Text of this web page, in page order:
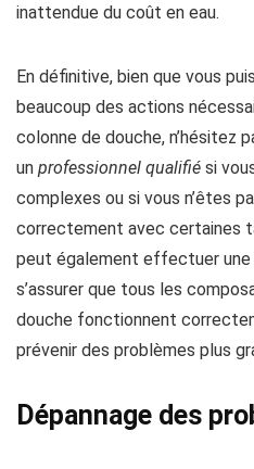
inattendue du coût en eau.
En définitive, bien que vous
beaucoup des actions
colonne de douche, n’hésitez
un professionnel qualifié si
complexes ou si vous n’êtes
correctement avec certaines
peut également effectuer
s’assurer que tous les
douche fonctionnent
prévenir des problèmes plus
Dépannage des